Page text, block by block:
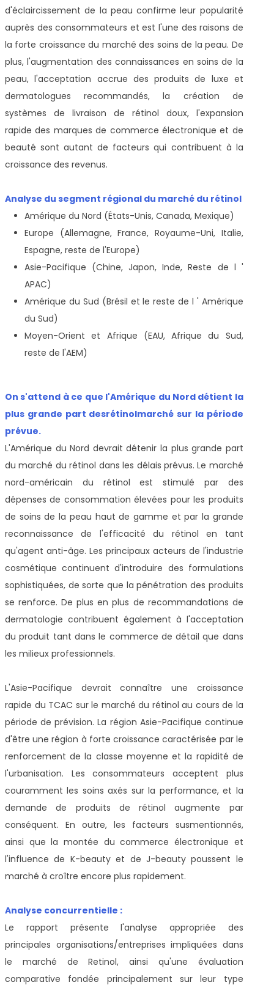
d'éclaircissement de la peau confirme leur popularité
auprès des consommateurs et est l'une des raisons de
la forte croissance du marché des soins de la peau. De
plus, l'augmentation des connaissances en soins de la
peau, l'acceptation accrue des produits de luxe et
dermatologues recommandés, la création de
systèmes de livraison de rétinol doux, l'expansion
rapide des marques de commerce électronique et de
beauté sont autant de facteurs qui contribuent à la
croissance des revenus.
Analyse du segment régional du marché du rétinol
Amérique du Nord (États-Unis, Canada, Mexique)
Europe (Allemagne, France, Royaume-Uni, Italie,
Espagne, reste de l'Europe)
Asie-Pacifique (Chine, Japon, Inde, Reste de l '
APAC)
Amérique du Sud (Brésil et le reste de l ' Amérique
du Sud)
Moyen-Orient et Afrique (EAU, Afrique du Sud,
reste de l'AEM)
On s'attend à ce que l'Amérique du Nord détient la
plus grande part desrétinolmarché sur la période
prévue.
L'Amérique du Nord devrait détenir la plus grande part
du marché du rétinol dans les délais prévus. Le marché
nord-américain du rétinol est stimulé par des
dépenses de consommation élevées pour les produits
de soins de la peau haut de gamme et par la grande
reconnaissance de l'efficacité du rétinol en tant
qu'agent anti-âge. Les principaux acteurs de l'industrie
cosmétique continuent d'introduire des formulations
sophistiquées, de sorte que la pénétration des produits
se renforce. De plus en plus de recommandations de
dermatologie contribuent également à l'acceptation
du produit tant dans le commerce de détail que dans
les milieux professionnels.
L'Asie-Pacifique devrait connaître une croissance
rapide du TCAC sur le marché du rétinol au cours de la
période de prévision. La région Asie-Pacifique continue
d'être une région à forte croissance caractérisée par le
renforcement de la classe moyenne et la rapidité de
l'urbanisation. Les consommateurs acceptent plus
couramment les soins axés sur la performance, et la
demande de produits de rétinol augmente par
conséquent. En outre, les facteurs susmentionnés,
ainsi que la montée du commerce électronique et
l'influence de K-beauty et de J-beauty poussent le
marché à croître encore plus rapidement.
Analyse concurrentielle :
Le rapport présente l'analyse appropriée des
principales organisations/entreprises impliquées dans
le marché de Retinol, ainsi qu'une évaluation
comparative fondée principalement sur leur type